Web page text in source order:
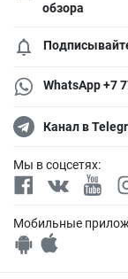
обзора
WhatsApp +7
Канал в
Мы в соцсетях:
Мобильные